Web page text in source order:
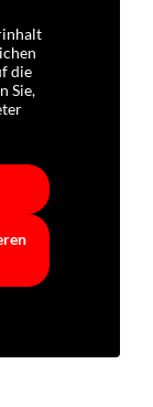
die
Sie,